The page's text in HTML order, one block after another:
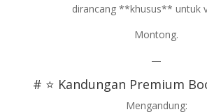
dirancang **khusus** untuk
Montong.
—
# ⭐ Kandungan Premium
Mengandung: